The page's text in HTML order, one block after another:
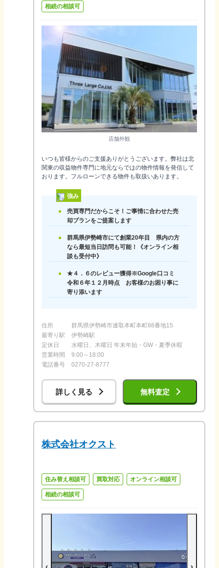
相続の相談可
店舗外観
いつも皆様からのご支援ありがとうございます。弊社は北
関東の収益物件専門に地元ならではの物件情報を発信して
おります。フルローンできる物件も取扱いあります。
強み
売買専門だからこそ！ご事情に合わせた売
却プランをご提案します
群馬県伊勢崎市にて創業20年目 県内の方
なら最短当日訪問も可能！《オンライン相
談も受付中》
★４．６のレビュー獲得※Google口コミ
令和６年１２月時点 お客様のお困り事に
寄り添います
住所
群馬県伊勢崎市連取本町本町88番地15
最寄り駅
伊勢崎駅
定休日
水曜日、木曜日 年末年始・GW・夏季休暇
営業時間
9:00～18:00
電話番号
0270-27-8777
詳しく見る 無料査定
株式会社オクスト
住み替え相談可 買取対応 オンライン相談可
相続の相談可